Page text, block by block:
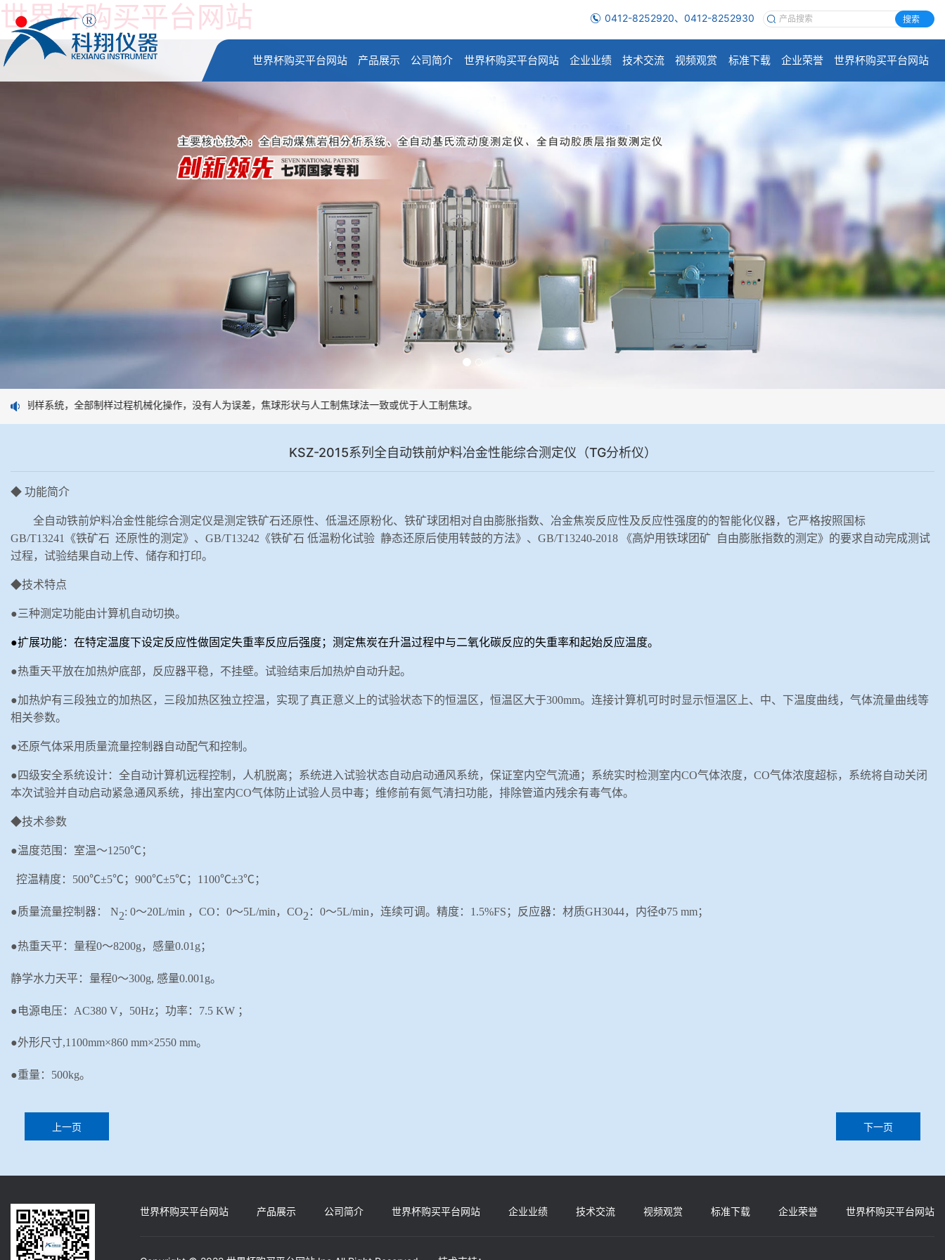
世界杯购买平台网站 0412-8252920、0412-8252930 搜索
世界杯购买平台网站 产品展示 公司简介 世界杯购买平台网站 企业业绩 技术交流 视频观赏 标准下载 企业荣誉 世界杯购买平台网站
制样系统，全部制样过程机械化操作，没有人为误差，焦球形状与人工制焦球法一致或优于人工制焦球。
KSZ-2015系列全自动铁前炉料冶金性能综合测定仪（TG分析仪）
◆ 功能简介
全自动铁前炉料冶金性能综合测定仪是测定铁矿石还原性、低温还原粉化、铁矿球团相对自由膨胀指数、冶金焦炭反应性及反应性强度的的智能化仪器，它严格按照国标
GB/T13241《铁矿石 还原性的测定》、GB/T13242《铁矿石 低温粉化试验 静态还原后使用转鼓的方法》、GB/T13240-2018 《高炉用铁球团矿 自由膨胀指数的测定》的要求自动完成测试
过程，试验结果自动上传、储存和打印。
◆技术特点
●三种测定功能由计算机自动切换。
●扩展功能：在特定温度下设定反应性做固定失重率反应后强度；测定焦炭在升温过程中与二氧化碳反应的失重率和起始反应温度。
●热重天平放在加热炉底部，反应器平稳，不挂壁。试验结束后加热炉自动升起。
●加热炉有三段独立的加热区，三段加热区独立控温，实现了真正意义上的试验状态下的恒温区，恒温区大于300mm。连接计算机可时时显示恒温区上、中、下温度曲线，气体流量曲线等
相关参数。
●还原气体采用质量流量控制器自动配气和控制。
●四级安全系统设计：全自动计算机远程控制，人机脱离；系统进入试验状态自动启动通风系统，保证室内空气流通；系统实时检测室内CO气体浓度，CO气体浓度超标，系统将自动关闭
本次试验并自动启动紧急通风系统，排出室内CO气体防止试验人员中毒；维修前有氮气清扫功能，排除管道内残余有毒气体。
◆技术参数
●温度范围：室温～1250℃；
控温精度： 500℃±5℃；900℃±5℃；1100℃±3℃；
●质量流量控制器： N2: 0～20L/min ， CO ： 0～5L/min ， CO2 ： 0～5L/min ，连续可调。精度： 1.5%FS； 反应器：材质GH3044，内径Φ75 mm；
●热重天平：量程0～8200g，感量0.01g；
静学水力天平：量程0～300g, 感量0.001g。
●电源电压： AC380 V， 50Hz；功率： 7.5 KW ；
●外形尺寸,1100mm×860 mm×2550 mm。
●重量：500kg。
上一页 下一页
世界杯购买平台网站 产品展示 公司简介 世界杯购买平台网站 企业业绩 技术交流 视频观赏 标准下载 企业荣誉 世界杯购买平台网站